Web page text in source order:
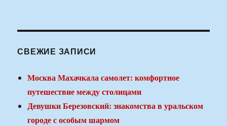
СВЕЖИЕ ЗАПИСИ
Москва Махачкала самолет: комфортное
путешествие между столицами
Девушки Березовский: знакомства в уральском
городе с особым шармом